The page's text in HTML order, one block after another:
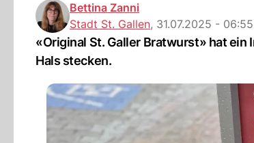
Bettina Zanni
Stadt St. Gallen, 31.07.2025 - 06:55
«Original St. Galler Bratwurst» hat ein
Hals stecken.